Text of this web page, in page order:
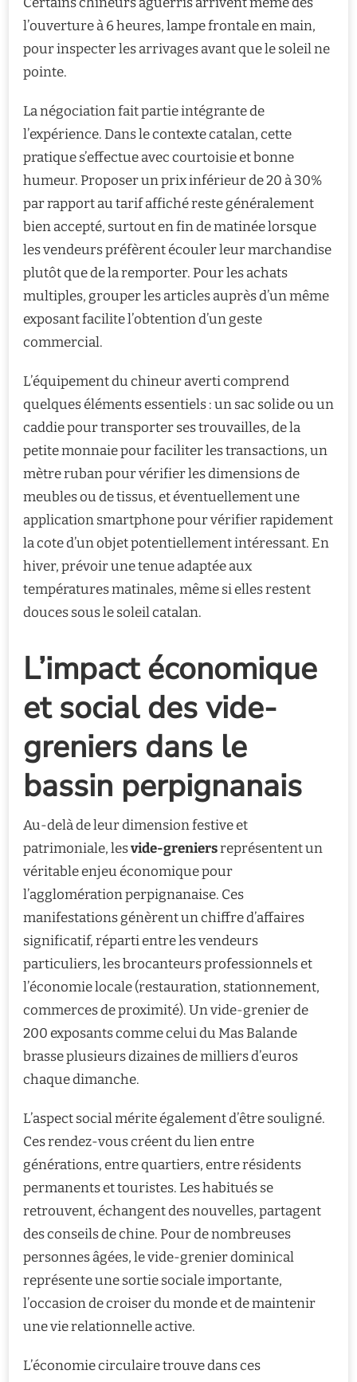
l’ouverture à 6 heures, lampe frontale en main,
pour inspecter les arrivages avant que le soleil ne
pointe.
La négociation fait partie intégrante de
l’expérience. Dans le contexte catalan, cette
pratique s’effectue avec courtoisie et bonne
humeur. Proposer un prix inférieur de 20 à 30%
par rapport au tarif affiché reste généralement
bien accepté, surtout en fin de matinée lorsque
les vendeurs préfèrent écouler leur marchandise
plutôt que de la remporter. Pour les achats
multiples, grouper les articles auprès d’un même
exposant facilite l’obtention d’un geste
commercial.
L’équipement du chineur averti comprend
quelques éléments essentiels : un sac solide ou un
caddie pour transporter ses trouvailles, de la
petite monnaie pour faciliter les transactions, un
mètre ruban pour vérifier les dimensions de
meubles ou de tissus, et éventuellement une
application smartphone pour vérifier rapidement
la cote d’un objet potentiellement intéressant. En
hiver, prévoir une tenue adaptée aux
températures matinales, même si elles restent
douces sous le soleil catalan.
L’impact économique
et social des vide-
greniers dans le
bassin perpignanais
Au-delà de leur dimension festive et
patrimoniale, lesvide-greniersreprésentent un
véritable enjeu économique pour
l’agglomération perpignanaise. Ces
manifestations génèrent un chiffre d’affaires
significatif, réparti entre les vendeurs
particuliers, les brocanteurs professionnels et
l’économie locale (restauration, stationnement,
commerces de proximité). Un vide-grenier de
200 exposants comme celui du Mas Balande
brasse plusieurs dizaines de milliers d’euros
chaque dimanche.
L’aspect social mérite également d’être souligné.
Ces rendez-vous créent du lien entre
générations, entre quartiers, entre résidents
permanents et touristes. Les habitués se
retrouvent, échangent des nouvelles, partagent
des conseils de chine. Pour de nombreuses
personnes âgées, le vide-grenier dominical
représente une sortie sociale importante,
l’occasion de croiser du monde et de maintenir
une vie relationnelle active.
L’économie circulaire trouve dans ces